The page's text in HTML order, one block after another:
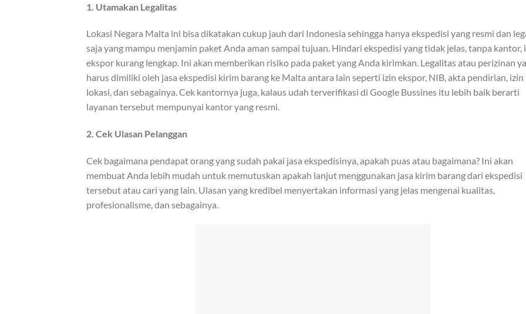
1. Utamakan Legalitas
Lokasi Negara Malta ini bisa dikatakan cukup jauh dari Indonesia sehingga hanya ekspedisi yang resmi dan
saja yang mampu menjamin paket Anda aman sampai tujuan. Hindari ekspedisi yang tidak jelas, tanpa kantor,
ekspor kurang lengkap. Ini akan memberikan risiko pada paket yang Anda kirimkan. Legalitas atau perizinan
harus dimiliki oleh jasa ekspedisi kirim barang ke Malta antara lain seperti izin ekspor, NIB, akta pendirian, izin
lokasi, dan sebagainya. Cek kantornya juga, kalaus udah terverifikasi di Google Bussines itu lebih baik berarti
layanan tersebut mempunyai kantor yang resmi.
2. Cek Ulasan Pelanggan
Cek bagaimana pendapat orang yang sudah pakai jasa ekspedisinya, apakah puas atau bagaimana? Ini akan
membuat Anda lebih mudah untuk memutuskan apakah lanjut menggunakan jasa kirim barang dari ekspedisi
tersebut atau cari yang lain. Ulasan yang kredibel menyertakan informasi yang jelas mengenai kualitas,
profesionalisme, dan sebagainya.